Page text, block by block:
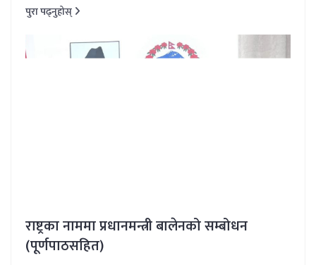
पुरा पढ्नुहोस्
राष्ट्रका नाममा प्रधानमन्त्री बालेनको सम्बोधन
(पूर्णपाठसहित)